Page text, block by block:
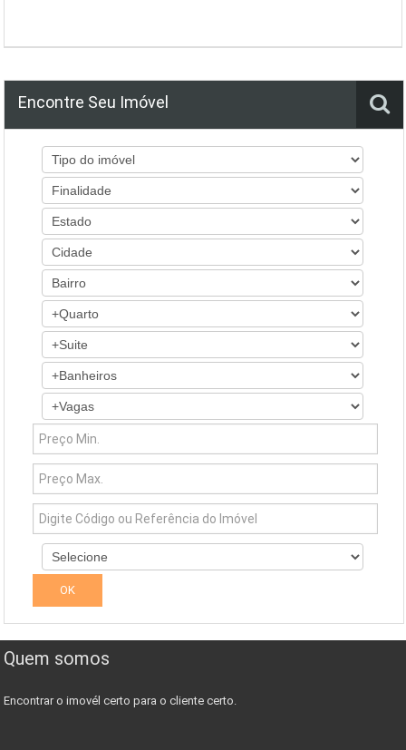
Encontre Seu Imóvel
Simuladores
Quem somos
Encontrar o imovél certo para o cliente certo.